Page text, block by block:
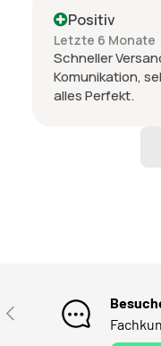
Positiv
Letzte 6 Monate
Schneller
Komunikation,
alles Perfekt.
VORHERIGE